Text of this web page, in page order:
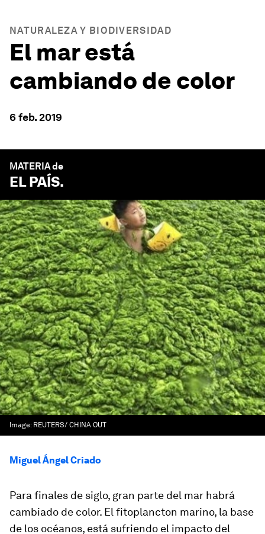
NATURALEZA Y BIODIVERSIDAD
El mar está
cambiando de color
6 feb. 2019
MATERIA de
EL PAÍS.
Image: REUTERS/ CHINA OUT
Miguel Ángel Criado
Para finales de siglo, gran parte del mar habrá
cambiado de color. El fitoplancton marino, la base
de los océanos, está sufriendo el impacto del